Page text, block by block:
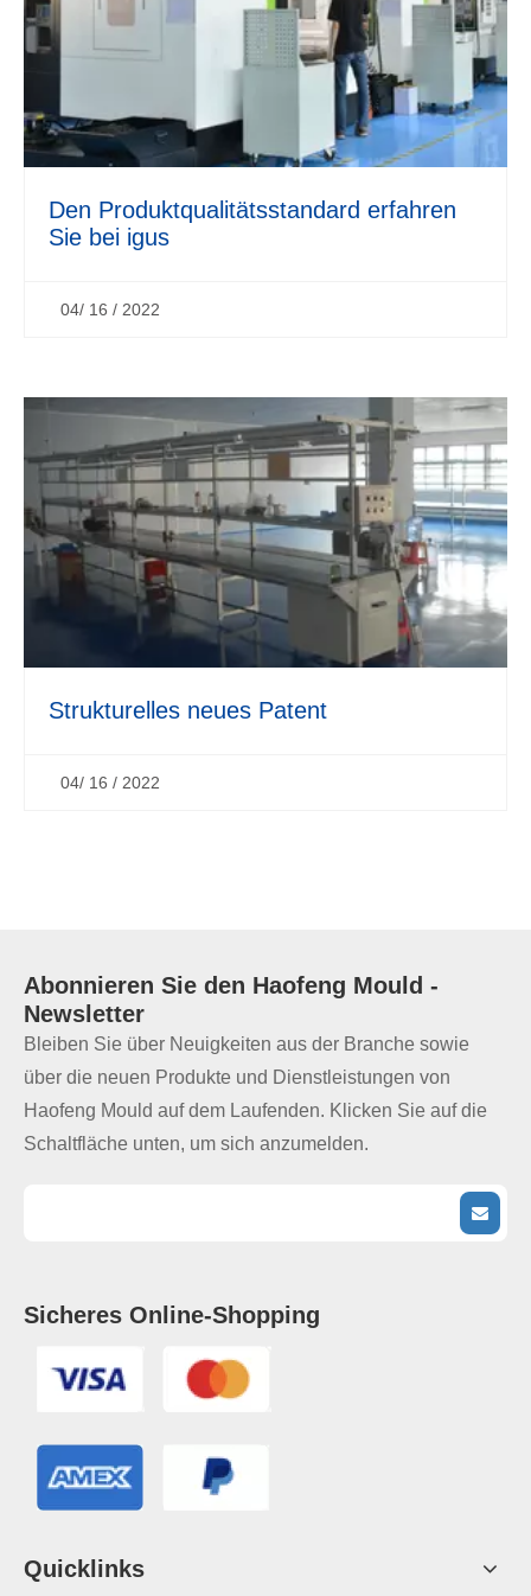
Den Produktqualitätsstandard erfahren
Sie bei igus
04/ 16 / 2022
Strukturelles neues Patent
04/ 16 / 2022
Abonnieren Sie den Haofeng Mould -
Newsletter
Bleiben Sie über Neuigkeiten aus der Branche sowie
über die neuen Produkte und Dienstleistungen von
Haofeng Mould auf dem Laufenden. Klicken Sie auf die
Schaltfläche unten, um sich anzumelden.
Sicheres Online-Shopping
Quicklinks